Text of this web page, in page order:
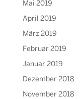
Mai 2019
April 2019
März 2019
Februar 2019
Januar 2019
Dezember 2018
November 2018